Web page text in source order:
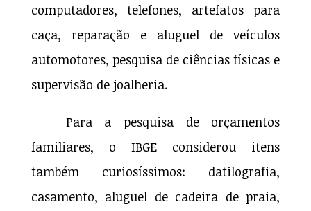
computadores, telefones, artefatos para
caça, reparação e aluguel de veículos
automotores, pesquisa de ciências físicas e
supervisão de joalheria.
Para a pesquisa de orçamentos
familiares, o IBGE considerou itens
também curiosíssimos: datilografia,
casamento, aluguel de cadeira de praia,